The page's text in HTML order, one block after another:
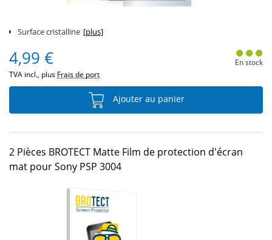
Surface cristalline [plus]
4,99 €
TVA incl., plus Frais de port
En stock
Ajouter au panier
2 Pièces BROTECT Matte Film de protection d'écran
mat pour Sony PSP 3004